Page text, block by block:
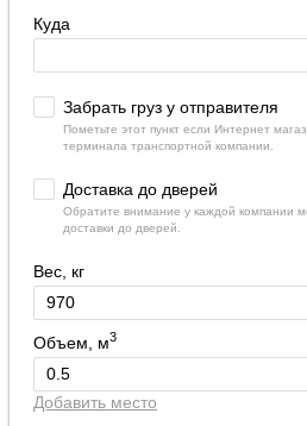
Куда
Забрать груз у отправителя
Пометьте этот пункт если Интернет
терминала транспортной компании.
Доставка до дверей
Обратите внимание у каждой компании
доставки до дверей.
Вес, кг
Объем, м3
Добавить место